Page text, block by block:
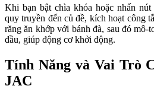
Khi bạn bật chìa khóa hoặc nhấn
quy truyền đến củ đề, kích hoạt công
răng ăn khớp với bánh đà, sau đó mô-
đầu, giúp động cơ khởi động.
Tính Năng và Vai Trò
JAC